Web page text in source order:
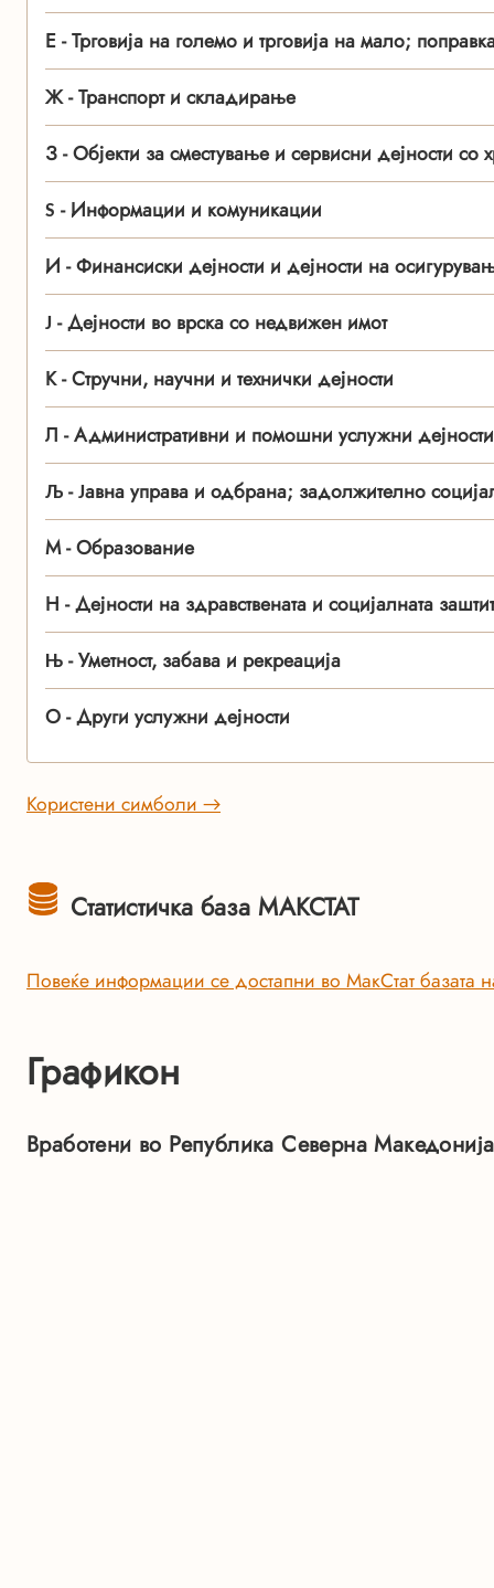
Е - Трговија на големо и трговија на мало;
Ж - Транспорт и складирање
З - Објекти за сместување и сервисни дејности со
Ѕ - Информации и комуникации
И - Финансиски дејности и дејности на
Ј - Дејности во врска со недвижен имот
К - Стручни, научни и технички дејности
Л - Административни и помошни услужни дејности
Љ - Јавна управа и одбрана; задолжително
М - Образование
Н - Дејности на здравствената и социјалната
Њ - Уметност, забава и рекреација
О - Други услужни дејности
Користени симболи →
Статистичка база МАКСТАТ
Повеќе информации се достапни во МакСтат базата
Графикон
Вработени во Република Северна Македонија